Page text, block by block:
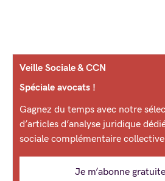
Veille Sociale & CCN
Spéciale avocats !
Gagnez du temps avec notre
d’articles d’analyse juridique
sociale complémentaire
Je m’abonne